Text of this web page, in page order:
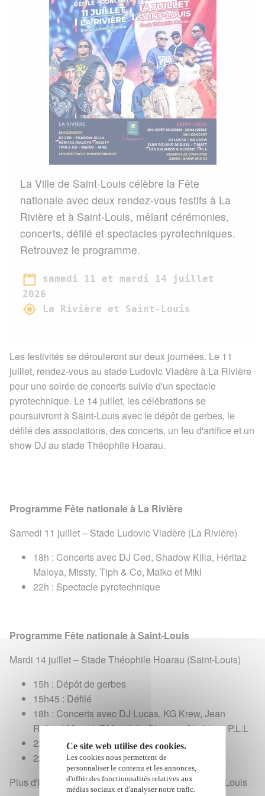
La Ville de Saint-Louis célèbre la Fête
nationale avec deux rendez-vous festifs à La
Rivière et à Saint-Louis, mêlant cérémonies,
concerts, défilé et spectacles pyrotechniques.
Retrouvez le programme.
samedi 11 et mardi 14 juillet
2026
La Rivière et Saint-Louis
Les festivités se dérouleront sur deux journées. Le 11
juillet, rendez-vous au stade Ludovic Viadère à La Rivière
pour une soirée de concerts suivie d'un spectacle
pyrotechnique. Le 14 juillet, les célébrations se
poursuivront à Saint-Louis avec le dépôt de gerbes, le
défilé des associations, des concerts, un feu d'artifice et un
show DJ au stade Théophile Hoarau.
Programme Fête nationale à La Rivière
Samedi 11 juillet – Stade Ludovic Viadère (La Rivière)
18h : Concerts avec DJ Ced, Shadow Killa, Héritaz
Maloya, Missty, Tiph & Co, Maïko et Mikl
22h : Spectacle pyrotechnique
Programme Fête nationale à Saint-Louis
Mardi 14 juillet – Stade Théophile Hoarau (Saint-Louis)
15h : Dépôt de gerbes
15h45 : Défilé
18h : Concerts avec DJ Lucas, KG Krew, Jean
Roland Miquel, T.Matt, Léa Churros, Algéric et P.L.L
22h30 : Feux d'artifice
22h50 : Show Mix DJ
Plus d'infos / sources : voir l'affiche – Ville de Saint-Louis
Ce site web utilise des cookies.
Les cookies nous permettent de
personnaliser le contenu et les annonces,
d'offrir des fonctionnalités relatives aux
médias sociaux et d'analyser notre trafic.